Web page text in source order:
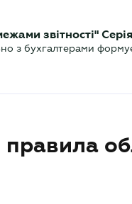
Аналітика
звітності"
з бухгалтерами